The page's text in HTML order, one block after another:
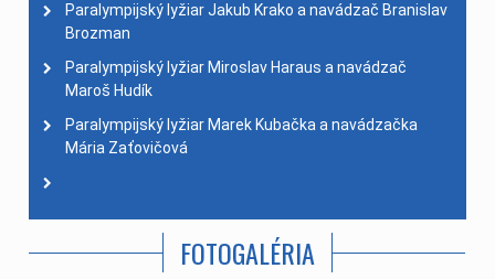
Paralympijský lyžiar Jakub Krako a navádzač Branislav
Brozman
Paralympijský lyžiar Miroslav Haraus a navádzač
Maroš Hudík
Paralympijský lyžiar Marek Kubačka a navádzačka
Mária Zaťovičová
FOTOGALÉRIA